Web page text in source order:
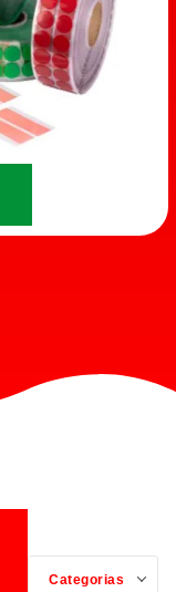
Categorias